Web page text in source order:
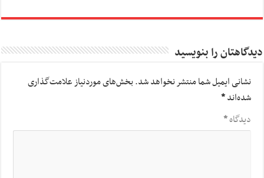
دیدگاهتان را بنویسید
نشانی ایمیل شما منتشر نخواهد شد.بخش‌های موردنیاز علامت‌گذاری
شده‌اند*
دیدگاه*